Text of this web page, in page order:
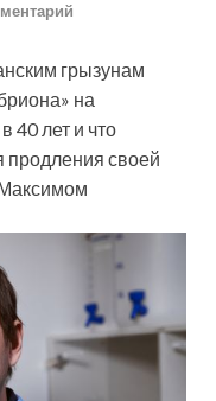
грызунам
на
40 лет и что
продления своей